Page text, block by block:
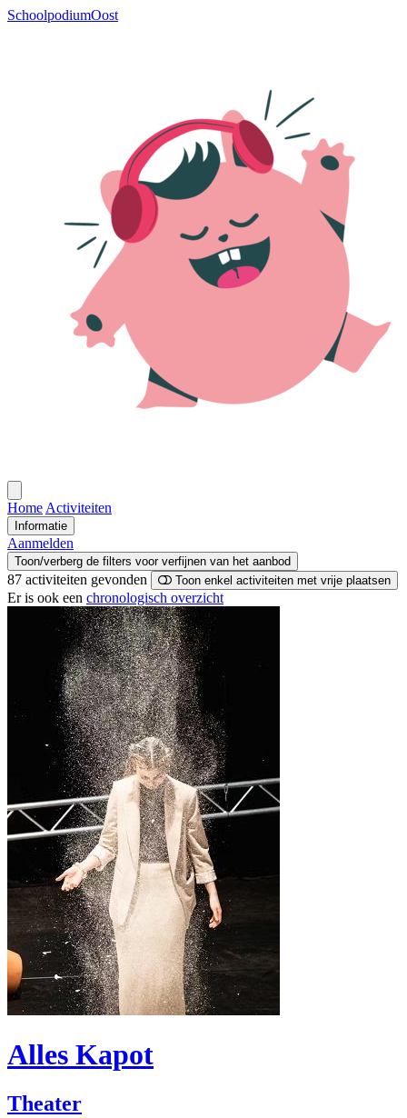
SchoolpodiumOost
menu
Home Activiteiten
Informatie
Aanmelden
Toon/verberg de filters voor verfijnen van het aanbod
87 activiteiten gevonden Toon enkel activiteiten met vrije plaatsen
Er is ook een chronologisch overzicht
Alles Kapot
Theater